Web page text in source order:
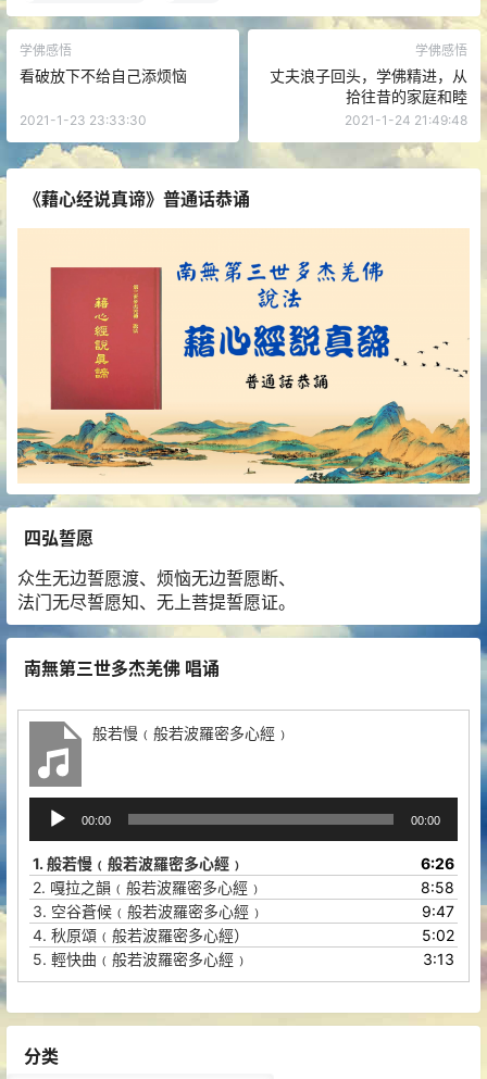
学佛感悟
看破放下不给自己添烦恼
2021-1-23 23:33:30
学佛感悟
丈夫浪子回头，学佛精进，从
拾往昔的家庭和睦
2021-1-24 21:49:48
《藉心经说真谛》普通话恭诵
四弘誓愿
众生无边誓愿渡、烦恼无边誓愿断、
法门无尽誓愿知、无上菩提誓愿证。
南無第三世多杰羌佛 唱诵
般若慢﹙般若波羅密多心經﹚
播
放
器
00:00 00:00
1. 般若慢﹙般若波羅密多心經﹚
6:26
2. 嘎拉之韻﹙般若波羅密多心經﹚
8:58
3. 空谷蒼候﹙般若波羅密多心經﹚
9:47
4. 秋原頌﹙般若波羅密多心經）
5:02
5. 輕快曲﹙般若波羅密多心經﹚ 3:13
分类